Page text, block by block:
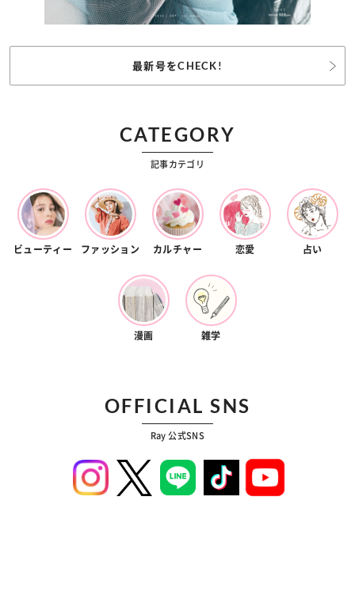
最新号をCHECK!
CATEGORY
記事カテゴリ
ビューティー ファッション カルチャー 恋愛 占い
漫画 雑学
OFFICIAL SNS
Ray 公式SNS